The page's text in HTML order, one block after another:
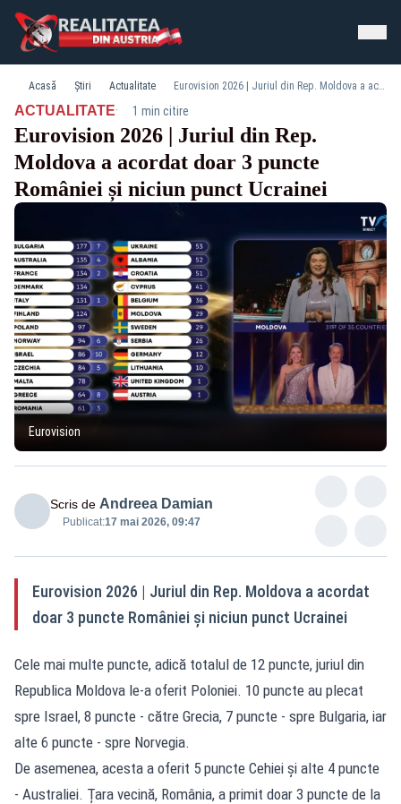
Acasă Știri Actualitate Eurovision 2026 | Juriul din Rep. Moldova a acordat doar 3 puncte României și niciun punct Ucrainei
ACTUALITATE· 1 min citire
Eurovision 2026 | Juriul din Rep.
Moldova a acordat doar 3 puncte
României și niciun punct Ucrainei
Eurovision
Scris de Andreea Damian
Publicat:17 mai 2026, 09:47
Eurovision 2026 | Juriul din Rep. Moldova a acordat
doar 3 puncte României și niciun punct Ucrainei
Cele mai multe puncte, adică totalul de 12 puncte, juriul din
Republica Moldova le-a oferit Poloniei. 10 puncte au plecat
spre Israel, 8 puncte - către Grecia, 7 puncte - spre Bulgaria, iar
alte 6 puncte - spre Norvegia.
De asemenea, acesta a oferit 5 puncte Cehiei și alte 4 puncte
- Australiei. Țara vecină, România, a primit doar 3 puncte de la